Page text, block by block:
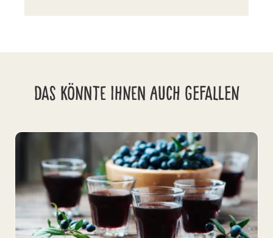
DAS KÖNNTE IHNEN AUCH GEFALLEN